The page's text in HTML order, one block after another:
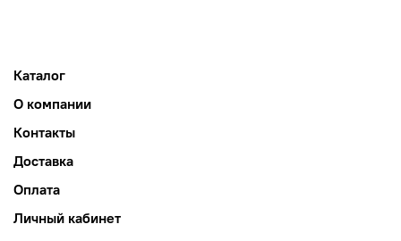
Каталог
О компании
Контакты
Доставка
Оплата
Личный кабинет